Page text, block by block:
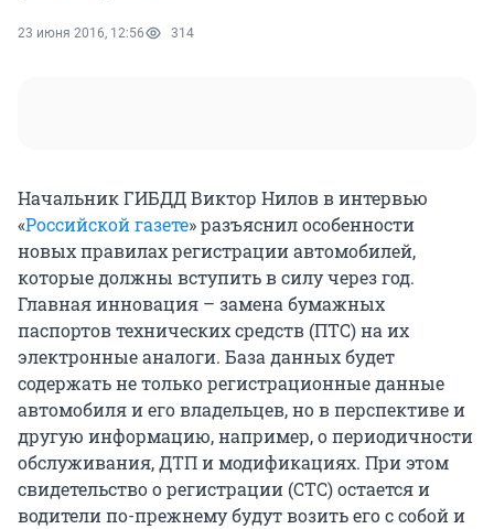
23 июня 2016, 12:56 314
Начальник ГИБДД Виктор Нилов в интервью
«Российской газете» разъяснил особенности
новых правилах регистрации автомобилей,
которые должны вступить в силу через год.
Главная инновация – замена бумажных
паспортов технических средств (ПТС) на их
электронные аналоги. База данных будет
содержать не только регистрационные данные
автомобиля и его владельцев, но в перспективе и
другую информацию, например, о периодичности
обслуживания, ДТП и модификациях. При этом
свидетельство о регистрации (СТС) остается и
водители по-прежнему будут возить его с собой и